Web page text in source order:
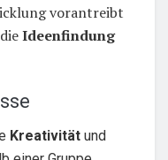
vorantreibt
Ideenfindung
Kreativität und